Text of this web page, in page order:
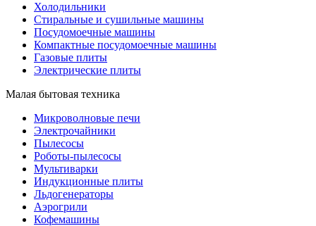
Холодильники
Стиральные и сушильные машины
Посудомоечные машины
Компактные посудомоечные машины
Газовые плиты
Электрические плиты
Малая бытовая техника
Микроволновые печи
Электрочайники
Пылесосы
Роботы-пылесосы
Мультиварки
Индукционные плиты
Льдогенераторы
Аэрогрили
Кофемашины